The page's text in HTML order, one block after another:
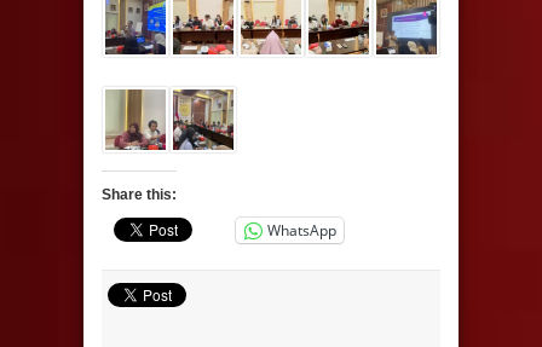
Share this:
WhatsApp